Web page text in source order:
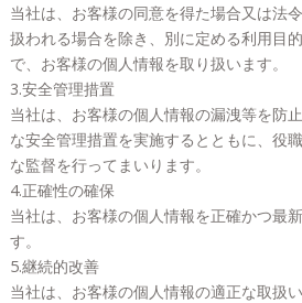
当社は、お客様の同意を得た場合又は法
扱われる場合を除き、別に定める利用目
で、お客様の個人情報を取り扱います。
3.安全管理措置
当社は、お客様の個人情報の漏洩等を防
な安全管理措置を実施するとともに、役
な監督を行ってまいります。
4.正確性の確保
当社は、お客様の個人情報を正確かつ最
す。
5.継続的改善
当社は、お客様の個人情報の適正な取扱